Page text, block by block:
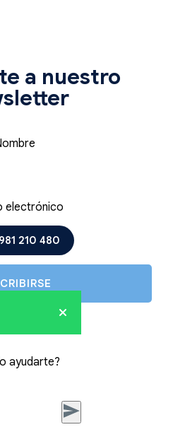
a nuestro
electrónico
981 210 480
ayudarte?